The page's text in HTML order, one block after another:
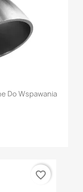
Do Wspawania
favorite_border